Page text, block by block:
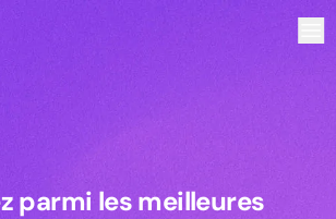
parmi les meilleures
parmi les meilleures